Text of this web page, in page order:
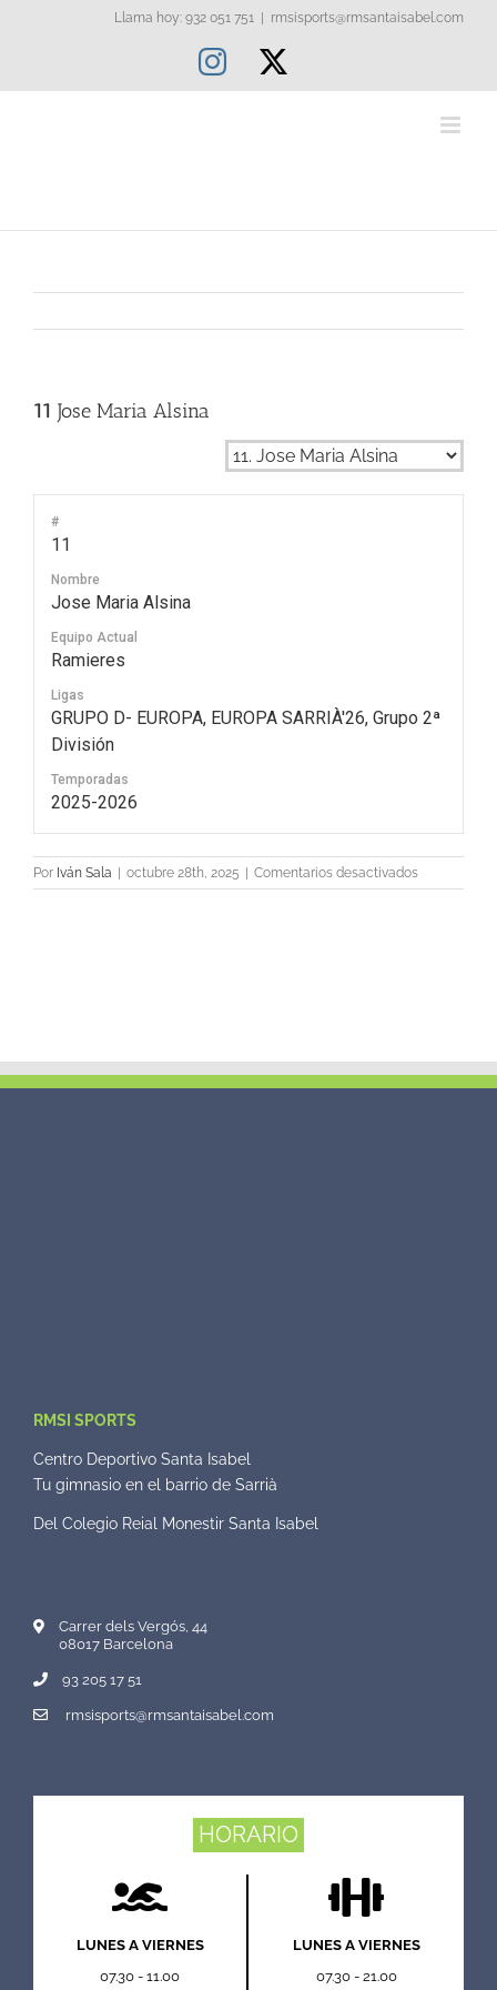
Llama hoy: 932 051 751 rmsisports@rmsantaisabel.com
Instagram
11 Jose Maria Alsina
#
11
Nombre
Jose Maria Alsina
Equipo Actual
Ramieres
Ligas
GRUPO D- EUROPA, EUROPA SARRIÀ'26, Grupo 2ª
División
Temporadas
2025-2026
Por Iván Sala octubre 28th, 2025 Comentarios desactivadosen
11
RMSI SPORTS
Centro Deportivo Santa Isabel
Tu gimnasio en el barrio de Sarrià
Del Colegio Reial Monestir Santa Isabel
Carrer dels Vergós, 44
08017 Barcelona
93 205 17 51
rmsisports@rmsantaisabel.com
HORARIO
LUNES A VIERNES
07.30 - 11.00
LUNES A VIERNES
07.30 - 21.00